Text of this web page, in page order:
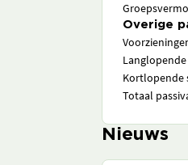
Overige
Kortlopende
Totaal
Nieuws